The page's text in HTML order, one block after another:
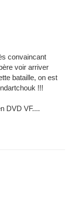
convaincant
voir arriver
bataille, on est
!!!
DVD VF....